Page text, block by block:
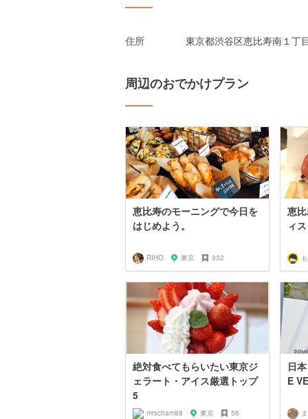
住所 東京都渋谷区恵比寿南１丁
周辺のおでかけプラン
恵比寿のモーニングで今日を
はじめよう。
RIHO 東京 332
恵
ィ
絶対食べてもらいたい東京ジ
ェラート・アイス厳選トップ
5
mrscham88 東京 56
日
E